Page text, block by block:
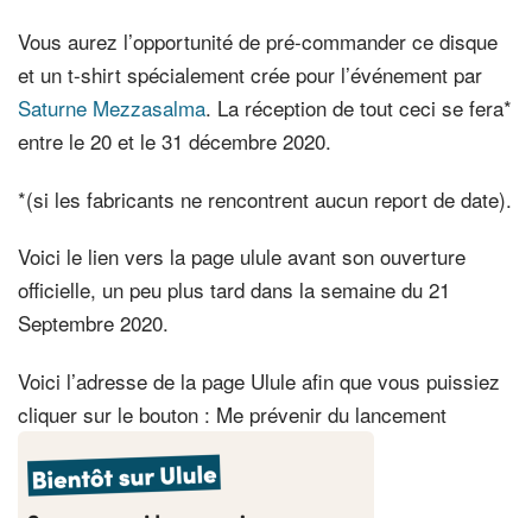
Vous aurez l’opportunité de pré-commander ce disque
et un t-shirt spécialement crée pour l’événement par
Saturne Mezzasalma. La réception de tout ceci se fera*
entre le 20 et le 31 décembre 2020.
*(si les fabricants ne rencontrent aucun report de date).
Voici le lien vers la page ulule avant son ouverture
officielle, un peu plus tard dans la semaine du 21
Septembre 2020.
Voici l’adresse de la page Ulule afin que vous puissiez
cliquer sur le bouton : Me prévenir du lancement